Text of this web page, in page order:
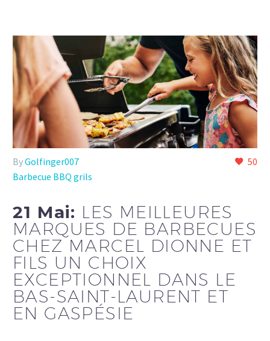
50
ByGolfinger007
Barbecue BBQ grils
21 Mai: LES MEILLEURES
MARQUES DE BARBECUES
CHEZ MARCEL DIONNE ET
FILS UN CHOIX
EXCEPTIONNEL DANS LE
BAS-SAINT-LAURENT ET
EN GASPÉSIE